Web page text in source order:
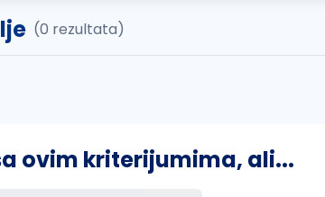
(0 rezultata)
ovim kriterijumima, ali...